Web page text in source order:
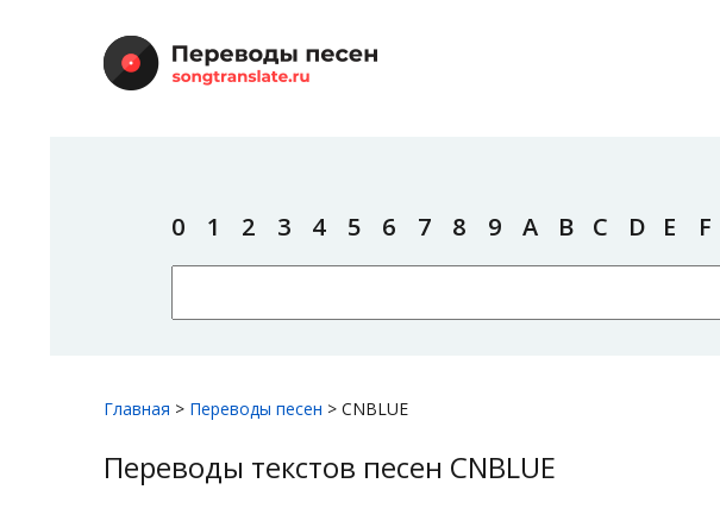
0 1 2 3 4 5 6 7 8 9 A B C D E F
Главная > Переводы песен > CNBLUE
Переводы текстов песен CNBLUE